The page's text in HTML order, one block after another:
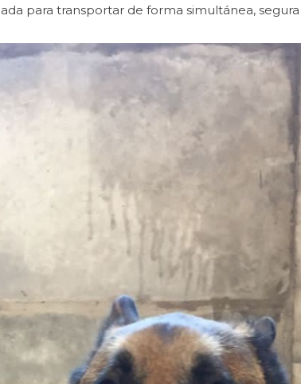
para transportar de forma simultánea,